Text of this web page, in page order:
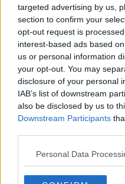
targeted advertising by us,
section to confirm your
opt-out request is
interest-based ads based
us or personal information
your opt-out. You may
disclosure of your personal
IAB’s list of downstream
also be disclosed by us to
Downstream Participants
Personal Data
Il trasporto ferroviario si ferma
che regionale. Lefasce
passeggeri e soprattutto di
21. L'elenco completo dei
assicurata, tratta per tratta, è
Bus
Per il servizio di trasporto su
ore, differenti tra le varie
utenza. Autolinee Toscane ha
dello sciopero.
Firenze urbano : dalle
Firenze extraurbano
17,30 alle 21,30 Ex Cap)